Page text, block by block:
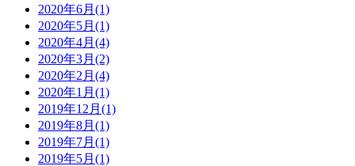
2020年6月 (1)
2020年5月 (1)
2020年4月 (4)
2020年3月 (2)
2020年2月 (4)
2020年1月 (1)
2019年12月 (1)
2019年8月 (1)
2019年7月 (1)
2019年5月 (1)